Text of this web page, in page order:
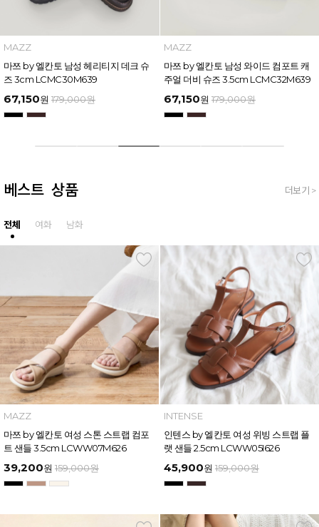
MAZZ
마쯔 by 엘칸토 남성 헤리티지 데크 슈
즈 3cm LCMC30M639
67,150원 179,000원
MAZZ
마쯔 by 엘칸토 남성 와이드 컴포트 캐
주얼 더비 슈즈 3.5cm LCMC32M639
67,150원 179,000원
베스트 상품
전체 여화 남화
더보기 >
MAZZ
마쯔 by 엘칸토 여성 스톤 스트랩 컴포
트 샌들 3.5cm LCWW07M626
39,200원 159,000원
INTENSE
인텐스 by 엘칸토 여성 위빙 스트랩 플
랫 샌들 2.5cm LCWW05I626
45,900원 159,000원